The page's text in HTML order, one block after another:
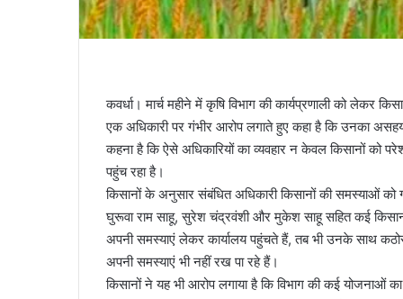
कवर्धा। मार्च महीने में कृषि विभाग की कार्यप्रणाली को लेकर
एक अधिकारी पर गंभीर आरोप लगाते हुए कहा है कि उनका
कहना है कि ऐसे अधिकारियों का व्यवहार न केवल किसानों को
पहुंच रहा है।
किसानों के अनुसार संबंधित अधिकारी किसानों की समस्याओं
घुरूवा राम साहू, सुरेश चंद्रवंशी और मुकेश साहू सहित कई
अपनी समस्याएं लेकर कार्यालय पहुंचते हैं, तब भी उनके साथ
अपनी समस्याएं भी नहीं रख पा रहे हैं।
किसानों ने यह भी आरोप लगाया है कि विभाग की कई योजनाओं